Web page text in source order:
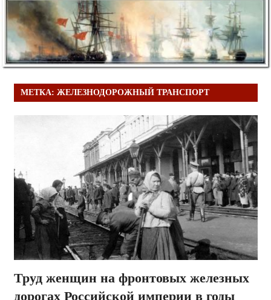
МЕТКА: ЖЕЛЕЗНОДОРОЖНЫЙ ТРАНСПОРТ
Труд женщин на фронтовых железных
дорогах Российской империи в годы